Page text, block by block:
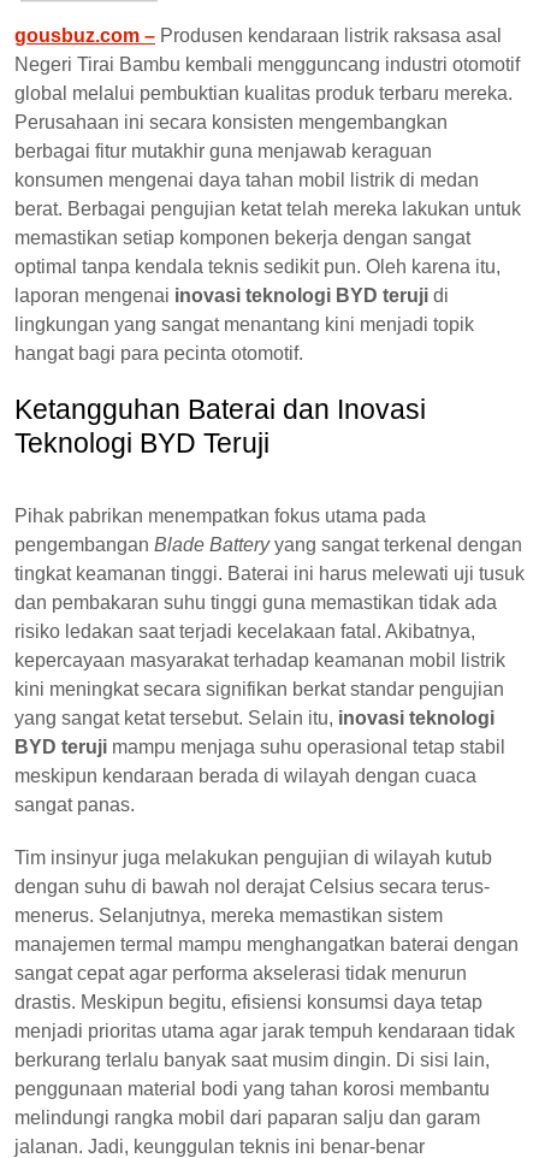
gousbuz.com – Produsen kendaraan listrik raksasa asal
Negeri Tirai Bambu kembali mengguncang industri otomotif
global melalui pembuktian kualitas produk terbaru mereka.
Perusahaan ini secara konsisten mengembangkan
berbagai fitur mutakhir guna menjawab keraguan
konsumen mengenai daya tahan mobil listrik di medan
berat. Berbagai pengujian ketat telah mereka lakukan untuk
memastikan setiap komponen bekerja dengan sangat
optimal tanpa kendala teknis sedikit pun. Oleh karena itu,
laporan mengenai inovasi teknologi BYD teruji di
lingkungan yang sangat menantang kini menjadi topik
hangat bagi para pecinta otomotif.
Ketangguhan Baterai dan Inovasi
Teknologi BYD Teruji
Pihak pabrikan menempatkan fokus utama pada
pengembangan Blade Batteryyang sangat terkenal dengan
tingkat keamanan tinggi. Baterai ini harus melewati uji tusuk
dan pembakaran suhu tinggi guna memastikan tidak ada
risiko ledakan saat terjadi kecelakaan fatal. Akibatnya,
kepercayaan masyarakat terhadap keamanan mobil listrik
kini meningkat secara signifikan berkat standar pengujian
yang sangat ketat tersebut. Selain itu, inovasi teknologi
BYD teruji mampu menjaga suhu operasional tetap stabil
meskipun kendaraan berada di wilayah dengan cuaca
sangat panas.
Tim insinyur juga melakukan pengujian di wilayah kutub
dengan suhu di bawah nol derajat Celsius secara terus-
menerus. Selanjutnya, mereka memastikan sistem
manajemen termal mampu menghangatkan baterai dengan
sangat cepat agar performa akselerasi tidak menurun
drastis. Meskipun begitu, efisiensi konsumsi daya tetap
menjadi prioritas utama agar jarak tempuh kendaraan tidak
berkurang terlalu banyak saat musim dingin. Di sisi lain,
penggunaan material bodi yang tahan korosi membantu
melindungi rangka mobil dari paparan salju dan garam
jalanan. Jadi, keunggulan teknis ini benar-benar